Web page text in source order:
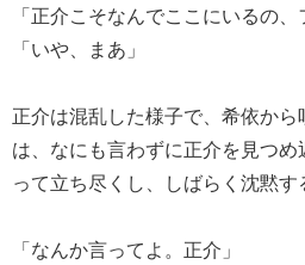
「正介こそなんでここにいるの
「いや、まあ」
正介は混乱した様子で、希依か
は、なにも言わずに正介を見つ
って立ち尽くし、しばらく沈黙す
「なんか言ってよ。正介」